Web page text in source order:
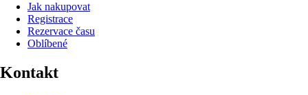
Jak nakupovat
Registrace
Rezervace času
Oblíbené
Kontakt